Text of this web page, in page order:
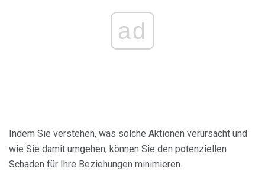
ad
Indem Sie verstehen, was solche Aktionen verursacht und
wie Sie damit umgehen, können Sie den potenziellen
Schaden für Ihre Beziehungen minimieren.